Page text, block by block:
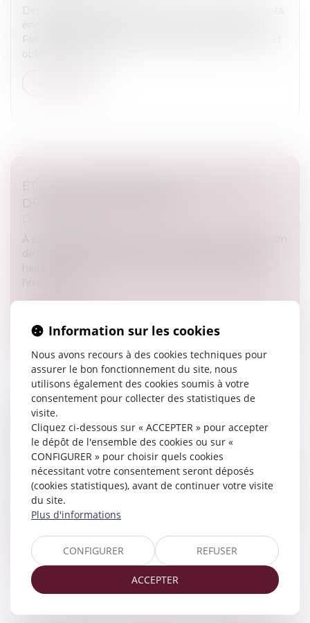
Depuis plusieurs années, la lutte contre les logements
énergivores s’est imposée comme une priorité en
France. Entre interdictions progressives de location et
obligations de rén...
ÉTIQUETTE ÉNERGÉTIQUE -CALCUL DU
DPE : CE QUI VA CHANGER
À partir du 1er janvier 2026, le coefficient de conversion
de l’électricité figurant dans le DPE sera abaissé, en
harmonisation avec la valeur européenne. Quel sera
l’impact pou...
DPE : LA LUTTE CONTRE LA FRAUDE AUX
DIAGNOSTICS DE PERFORMANCE
ÉNERGÉTIQUE SE RENFORCE
Droit immobilier
Encore du changement pour les entreprises en charge
de la réalisation des diagnostics de performance
énergétique (DPE), obligatoires pour toute vente ou
Lire la suite
Information sur les cookies
Nous avons recours à des cookies techniques pour
assurer le bon fonctionnement du site, nous
utilisons également des cookies soumis à votre
consentement pour collecter des statistiques de
visite.
Cliquez ci-dessous sur « ACCEPTER » pour accepter
le dépôt de l'ensemble des cookies ou sur «
CONFIGURER » pour choisir quels cookies
nécessitant votre consentement seront déposés
(cookies statistiques), avant de continuer votre visite
du site.
Plus d'informations
CONFIGURER REFUSER
ACCEPTER